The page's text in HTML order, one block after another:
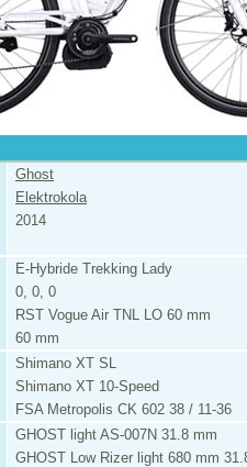
Ghost
Elektrokola
2014
E-Hybride Trekking Lady
0, 0, 0
RST Vogue Air TNL LO 60 mm
60 mm
Shimano XT SL
Shimano XT 10-Speed
FSA Metropolis CK 602 38 / 11-36
GHOST light AS-007N 31.8 mm
GHOST Low Rizer light 680 mm